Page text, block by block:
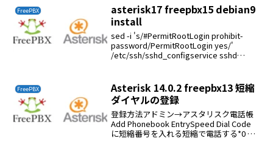
FreePBX
asterisk17 freepbx15 debian9
install
sed -i 's/#PermitRootLogin prohibit-
password/PermitRootLogin yes/'
/etc/ssh/sshd_configservice sshd
FreePBX
Asterisk 14.0.2 freepbx13 短縮
ダイヤルの登録
登録方法アドミン→アスタリスク電話帳
Add Phonebook EntrySpeed Dial Code
に短縮番号を入れる短縮で電話する*0 +